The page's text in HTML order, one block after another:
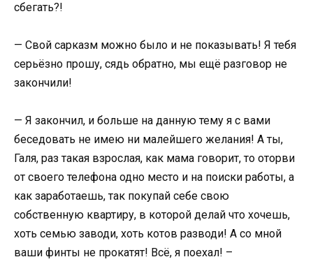
сбегать?!
— Свой сарказм можно было и не показывать! Я тебя
серьёзно прошу, сядь обратно, мы ещё разговор не
закончили!
— Я закончил, и больше на данную тему я с вами
беседовать не имею ни малейшего желания! А ты,
Галя, раз такая взрослая, как мама говорит, то оторви
от своего телефона одно место и на поиски работы, а
как заработаешь, так покупай себе свою
собственную квартиру, в которой делай что хочешь,
хоть семью заводи, хоть котов разводи! А со мной
ваши финты не прокатят! Всё, я поехал! –